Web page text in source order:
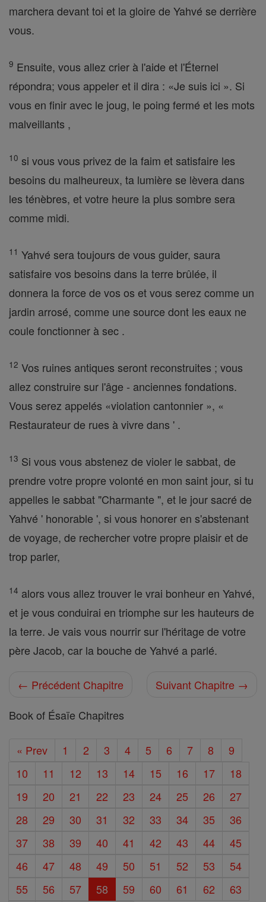
marchera devant toi et la gloire de Yahvé se derrière
vous.
9 Ensuite, vous allez crier à l'aide et l'Éternel
répondra; vous appeler et il dira : «Je suis ici ». Si
vous en finir avec le joug, le poing fermé et les mots
malveillants ,
10 si vous vous privez de la faim et satisfaire les
besoins du malheureux, ta lumière se lèvera dans
les ténèbres, et votre heure la plus sombre sera
comme midi.
11 Yahvé sera toujours de vous guider, saura
satisfaire vos besoins dans la terre brûlée, il
donnera la force de vos os et vous serez comme un
jardin arrosé, comme une source dont les eaux ne
coule fonctionner à sec .
12 Vos ruines antiques seront reconstruites ; vous
allez construire sur l'âge - anciennes fondations.
Vous serez appelés «violation cantonnier », «
Restaurateur de rues à vivre dans ' .
13 Si vous vous abstenez de violer le sabbat, de
prendre votre propre volonté en mon saint jour, si tu
appelles le sabbat "Charmante ", et le jour sacré de
Yahvé ' honorable ', si vous honorer en s'abstenant
de voyage, de rechercher votre propre plaisir et de
trop parler,
14 alors vous allez trouver le vrai bonheur en Yahvé,
et je vous conduirai en triomphe sur les hauteurs de
la terre. Je vais vous nourrir sur l'héritage de votre
père Jacob, car la bouche de Yahvé a parlé.
← Précédent Chapitre
Suivant Chapitre →
Book of Ésaïe Chapitres
« Prev 1 2 3 4 5 6 7 8
9
10
11 12 13 14 15 16 17
18
19
20 21 22 23 24 25 26
27
28
29 30 31 32 33 34 35
36
37
38 39 40 41 42 43 44
45
46
47 48 49 50 51 52 53
54
55
56 57 58 59 60 61 62 63